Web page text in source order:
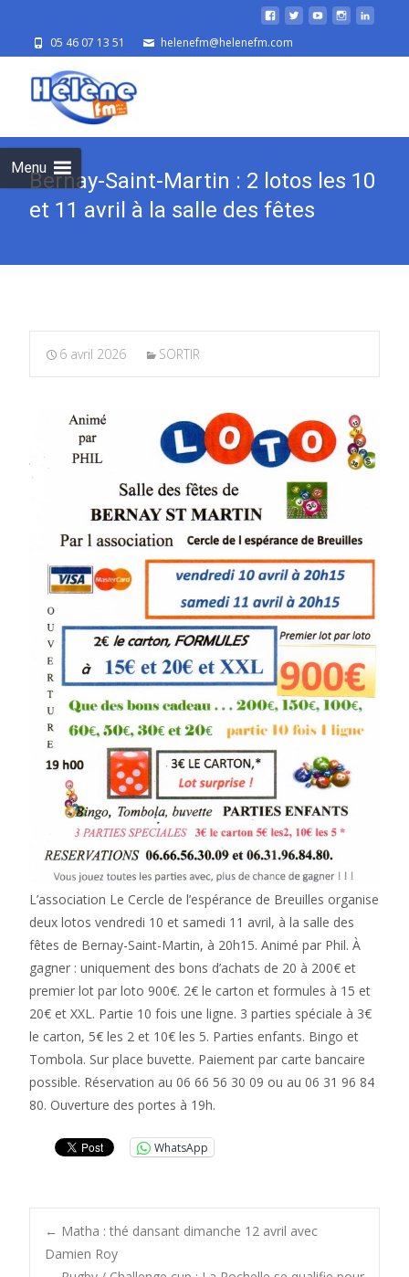
05 46 07 13 51 helenefm@helenefm.com
Menu
Bernay-Saint-Martin : 2 lotos les 10
et 11 avril à la salle des fêtes
6 avril 2026 SORTIR
L’association Le Cercle de l’espérance de Breuilles organise
deux lotos vendredi 10 et samedi 11 avril, à la salle des
fêtes de Bernay-Saint-Martin, à 20h15. Animé par Phil. À
gagner : uniquement des bons d’achats de 20 à 200€ et
premier lot par loto 900€. 2€ le carton et formules à 15 et
20€ et XXL. Partie 10 fois une ligne. 3 parties spéciale à 3€
le carton, 5€ les 2 et 10€ les 5. Parties enfants. Bingo et
Tombola. Sur place buvette. Paiement par carte bancaire
possible. Réservation au 06 66 56 30 09 ou au 06 31 96 84
80. Ouverture des portes à 19h.
WhatsApp
Post
← Matha : thé dansant dimanche 12 avril avec
Damien Roy